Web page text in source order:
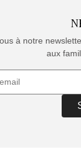
à notre
aux